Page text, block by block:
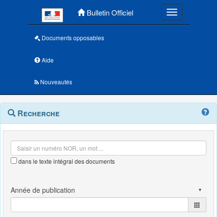
Bulletin Officiel Toggle
Documents opposables
Aide
Nouveautés
Navigation
outils
Menu
contextuel
Recherche
dans le texte intégral des documents